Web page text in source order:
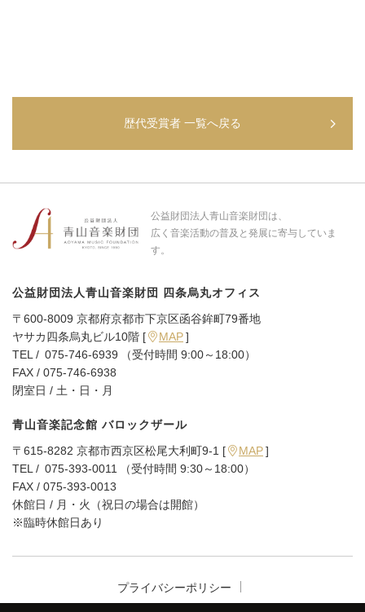
歴代受賞者 一覧へ戻る
公益財団法人青山音楽財団は、
広く音楽活動の普及と発展に寄与していま
す。
公益財団法人青山音楽財団
四条烏丸オフィス
〒600-8009 京都府京都市下京区函谷鉾町79番地
ヤサカ四条烏丸ビル10階 [
MAP]
TEL / 075-746-6939
（受付時間 9:00～18:00）
FAX / 075-746-6938
閉室日 / 土・日・月
青山音楽記念館 バロックザール
〒615-8282 京都市西京区松尾大利町9-1 [
MAP]
TEL / 075-393-0011
（受付時間 9:30～18:00）
FAX / 075-393-0013
休館日 / 月・火（祝日の場合は開館）
※臨時休館日あり
プライバシーポリシー